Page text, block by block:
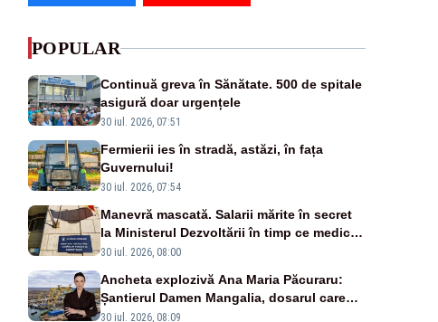
POPULAR
Continuă greva în Sănătate. 500 de spitale
asigură doar urgențele
30 iul. 2026, 07:51
Fermierii ies în stradă, astăzi, în fața
Guvernului!
30 iul. 2026, 07:54
Manevră mascată. Salarii mărite în secret
la Ministerul Dezvoltării în timp ce medicii
ies în stradă
30 iul. 2026, 08:00
Ancheta explozivă Ana Maria Păcuraru:
Șantierul Damen Mangalia, dosarul care
scufundă apărarea României
30 iul. 2026, 08:09